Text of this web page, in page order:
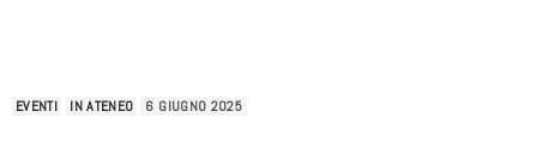
EVENTI IN ATENEO 6 GIUGNO 2025